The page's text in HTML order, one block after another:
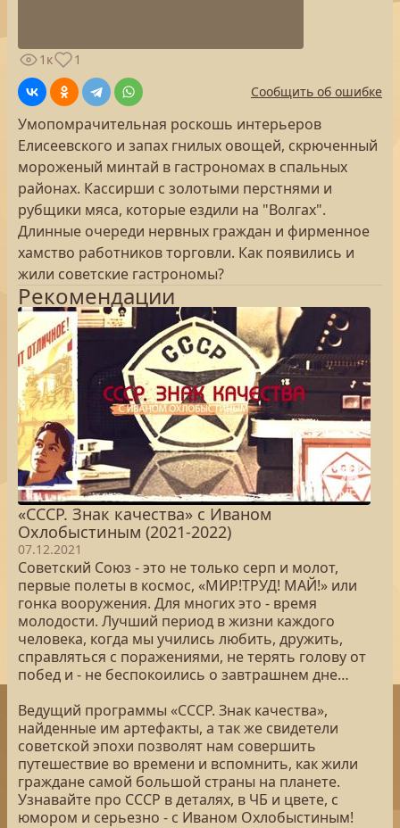
1к
1
Сообщить об ошибке
Умопомрачительная роскошь интерьеров
Елисеевского и запах гнилых овощей, скрюченный
мороженый минтай в гастрономах в спальных
районах. Кассирши с золотыми перстнями и
рубщики мяса, которые ездили на "Волгах".
Длинные очереди нервных граждан и фирменное
хамство работников торговли. Как появились и
жили советские гастрономы?
Рекомендации
«СССР. Знак качества» с Иваном
Охлобыстиным (2021-2022)
07.12.2021
Советский Союз - это не только серп и молот,
первые полеты в космос, «МИР!ТРУД! МАЙ!» или
гонка вооружения. Для многих это - время
молодости. Лучший период в жизни каждого
человека, когда мы учились любить, дружить,
справляться с поражениями, не терять голову от
побед и - не беспокоились о завтрашнем дне…
Ведущий программы «СССР. Знак качества»,
найденные им артефакты, а так же свидетели
советской эпохи позволят нам совершить
путешествие во времени и вспомнить, как жили
граждане самой большой страны на планете.
Узнавайте про СССР в деталях, в ЧБ и цвете, с
юмором и серьезно - с Иваном Охлобыстиным!